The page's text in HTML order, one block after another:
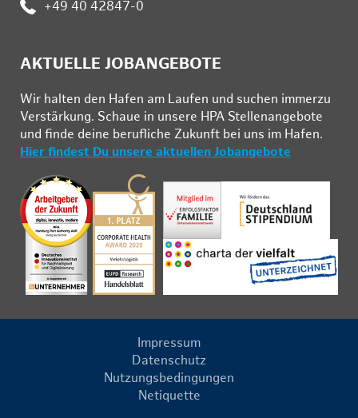
Telefon:
+49 40 42847-0
AKTUELLE JOBANGEBOTE
Wir hal­ten den Ha­fen am Lau­fen und su­chen im­mer­zu
Ver­stär­kung. Schau­e in un­se­re HPA Stel­len­an­ge­bo­te
und fin­de deine be­ruf­li­che Zu­kunft bei uns im Ha­fen.
Hier findest Du unsere aktuellen Jobangebote
Impressum
Datenschutz
Nutzungsbedingungen
Netiquette